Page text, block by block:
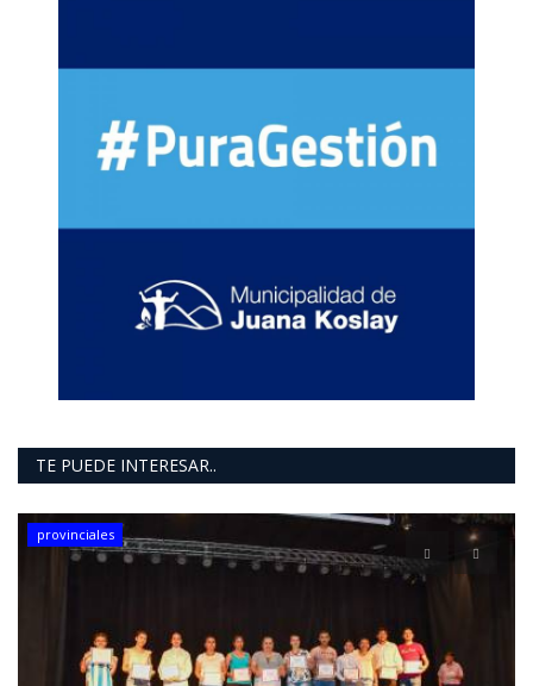
TE PUEDE INTERESAR..
provinciales